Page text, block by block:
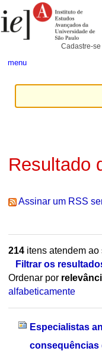
para
conteúdo.
Pessoais
Cadastre-se
menu
Resultado
Assinar um RSS
214itens atendem ao
Filtrar os
Ordenar por
alfabeticamente
Especialistas
consequências